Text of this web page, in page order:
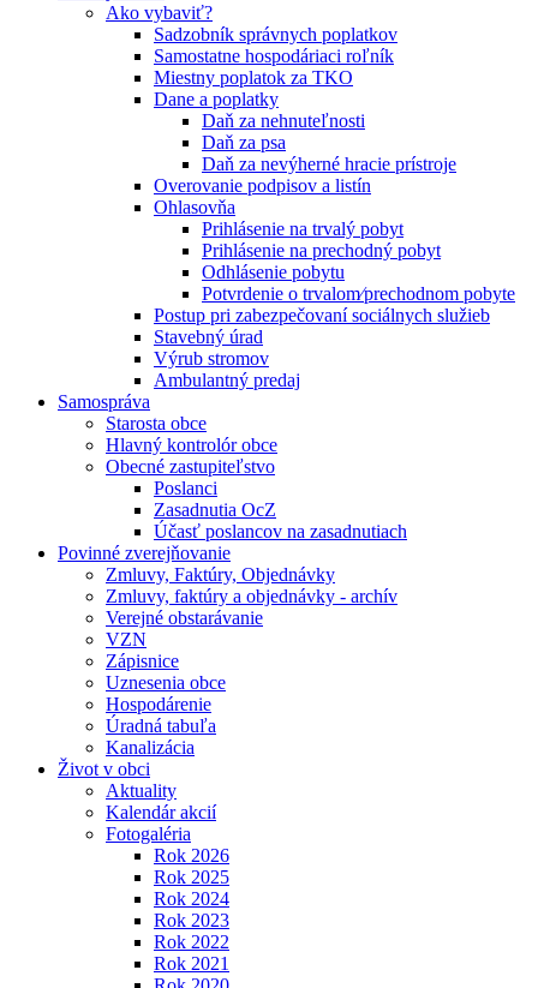
Ako vybaviť?
Sadzobník správnych poplatkov
Samostatne hospodáriaci roľník
Miestny poplatok za TKO
Dane a poplatky
Daň za nehnuteľnosti
Daň za psa
Daň za nevýherné hracie prístroje
Overovanie podpisov a listín
Ohlasovňa
Prihlásenie na trvalý pobyt
Prihlásenie na prechodný pobyt
Odhlásenie pobytu
Potvrdenie o trvalom⁄prechodnom pobyte
Postup pri zabezpečovaní sociálnych služieb
Stavebný úrad
Výrub stromov
Ambulantný predaj
Samospráva
Starosta obce
Hlavný kontrolór obce
Obecné zastupiteľstvo
Poslanci
Zasadnutia OcZ
Účasť poslancov na zasadnutiach
Povinné zverejňovanie
Zmluvy, Faktúry, Objednávky
Zmluvy, faktúry a objednávky - archív
Verejné obstarávanie
VZN
Zápisnice
Uznesenia obce
Hospodárenie
Úradná tabuľa
Kanalizácia
Život v obci
Aktuality
Kalendár akcií
Fotogaléria
Rok 2026
Rok 2025
Rok 2024
Rok 2023
Rok 2022
Rok 2021